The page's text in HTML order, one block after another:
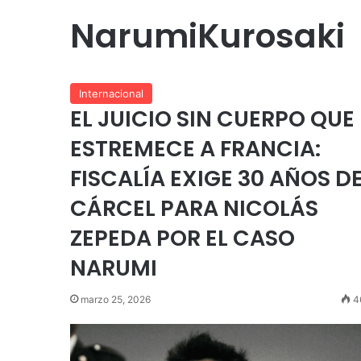
NarumiKurosaki
Internacional
EL JUICIO SIN CUERPO QUE
ESTREMECE A FRANCIA:
FISCALÍA EXIGE 30 AÑOS
CÁRCEL PARA NICOLÁS
ZEPEDA POR EL CASO
NARUMI
marzo 25, 2026